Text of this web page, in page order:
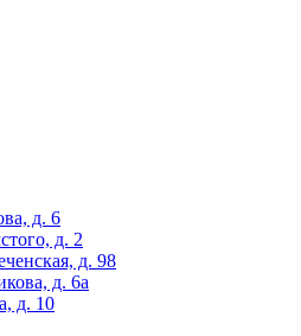
д. 6
д. 2
д. 98
д. 6а
д. 10